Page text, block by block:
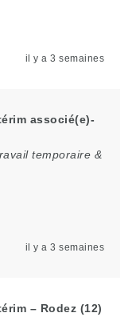
il y a 3 semaines
associé(e)-
temporaire &
il y a 3 semaines
– Rodez (12)